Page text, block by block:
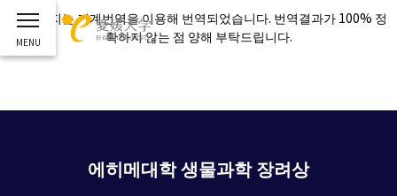
이 페이지는 기계번역을 이용해 번역되었습니다. 번역결과가 100% 정
확하지 않는 점 양해 부탁드립니다.
에히메대학 생물과학 장려상